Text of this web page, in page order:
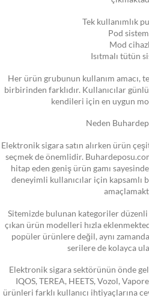
Tek kullanımlık
Pod
Mod
Isıtmalı tütün
Her ürün grubunun kullanım amacı,
birbirinden farklıdır. Kullanıcılar
kendileri için en uygun
Neden
Elektronik sigara satın alırken ürün
seçmek de önemlidir.
hitap eden geniş ürün gamı
deneyimli kullanıcılar için kapsamlı
Sitemizde bulunan kategoriler
çıkan ürün modelleri hızla
popüler ürünlere değil, aynı
serilere de kolayca
Elektronik sigara sektörünün önde
IQOS, TEREA, HEETS, Vozol,
ürünleri farklı kullanıcı ihtiyaçlarına